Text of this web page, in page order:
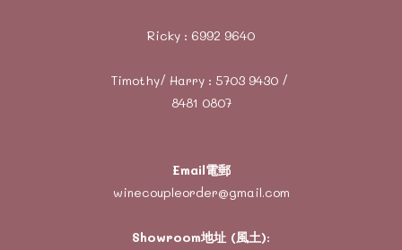
Ricky : 6992 9640
Timothy/ Harry : 5703 9430/
8481 0807
Email電郵
winecoupleorder@gmail.com
Showroom地址 (風土):